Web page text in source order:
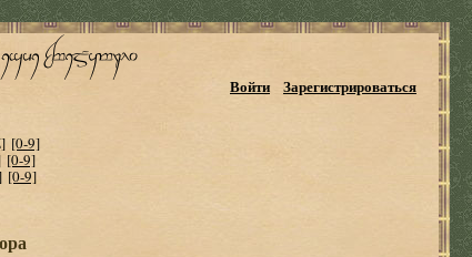
Войти Зарегистрироваться
[0-9]
[0-9]
[0-9]